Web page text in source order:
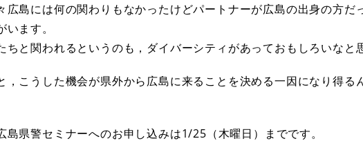
広島には何の関わりもなかったけどパートナーが広島の出身の方だ
ます。
ちと関われるというのも，ダイバーシティがあっておもしろいなと
，こうした機会が県外から広島に来ることを決める一因になり得る
島県警セミナーへのお申し込みは1/25（木曜日）までです。